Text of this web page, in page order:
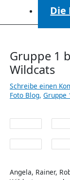
Die
Gruppe 1
Wildcats
Schreibe einen
Foto Blog, Gruppe
Angela, Rainer,